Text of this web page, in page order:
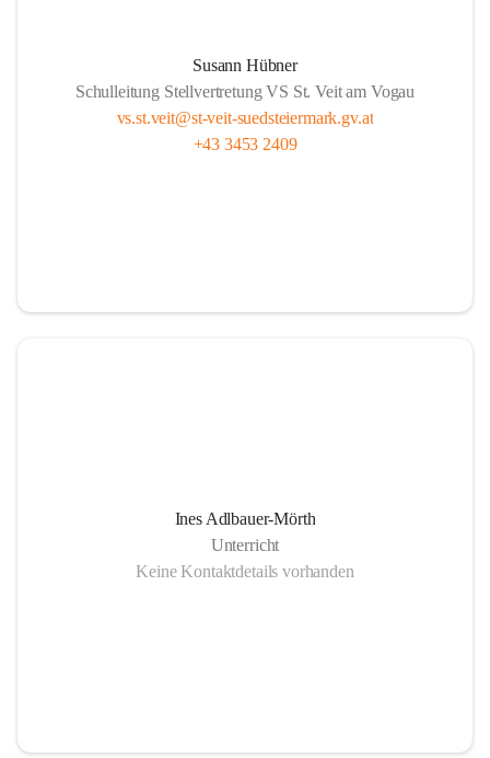
Susann Hübner
Schulleitung Stellvertretung VS St. Veit am Vogau
vs.st.veit@st-veit-suedsteiermark.gv.at
+43 3453 2409
Ines Adlbauer-Mörth
Unterricht
Keine Kontaktdetails vorhanden